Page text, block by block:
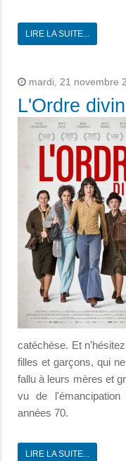
LIRE LA SUITE...
mardi, 21 novembre
L'Ordre divin
catéchèse. Et
filles et garçons, qui
fallu à leurs mères et
vu de
années 70.
LIRE LA SUITE...